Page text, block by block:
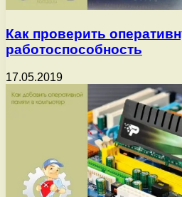
Как проверить
работоспособность
17.05.2019